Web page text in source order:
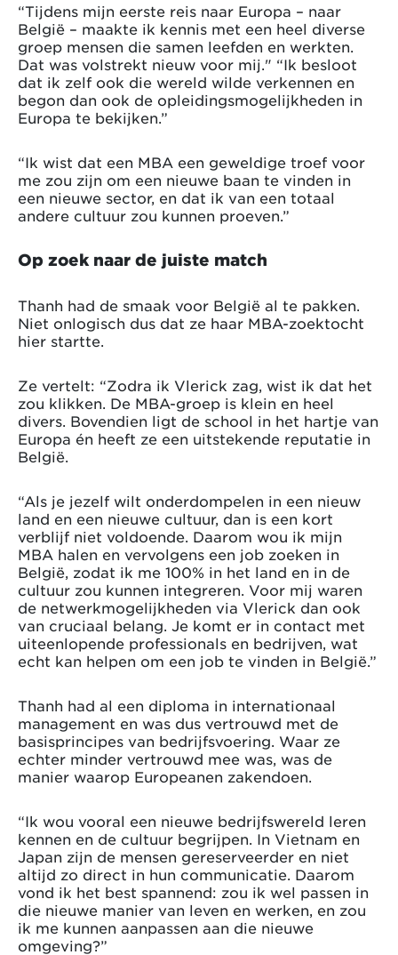
“Tijdens mijn eerste reis naar Europa – naar
België – maakte ik kennis met een heel diverse
groep mensen die samen leefden en werkten.
Dat was volstrekt nieuw voor mij." “Ik besloot
dat ik zelf ook die wereld wilde verkennen en
begon dan ook de opleidingsmogelijkheden in
Europa te bekijken.”
“Ik wist dat een MBA een geweldige troef voor
me zou zijn om een nieuwe baan te vinden in
een nieuwe sector, en dat ik van een totaal
andere cultuur zou kunnen proeven.”
Op zoek naar de juiste match
Thanh had de smaak voor België al te pakken.
Niet onlogisch dus dat ze haar MBA-zoektocht
hier startte.
Ze vertelt: “Zodra ik Vlerick zag, wist ik dat het
zou klikken. De MBA-groep is klein en heel
divers. Bovendien ligt de school in het hartje van
Europa én heeft ze een uitstekende reputatie in
België.
“Als je jezelf wilt onderdompelen in een nieuw
land en een nieuwe cultuur, dan is een kort
verblijf niet voldoende. Daarom wou ik mijn
MBA halen en vervolgens een job zoeken in
België, zodat ik me 100% in het land en in de
cultuur zou kunnen integreren. Voor mij waren
de netwerkmogelijkheden via Vlerick dan ook
van cruciaal belang. Je komt er in contact met
uiteenlopende professionals en bedrijven, wat
echt kan helpen om een job te vinden in België.”
Thanh had al een diploma in internationaal
management en was dus vertrouwd met de
basisprincipes van bedrijfsvoering. Waar ze
echter minder vertrouwd mee was, was de
manier waarop Europeanen zakendoen.
“Ik wou vooral een nieuwe bedrijfswereld leren
kennen en de cultuur begrijpen. In Vietnam en
Japan zijn de mensen gereserveerder en niet
altijd zo direct in hun communicatie. Daarom
vond ik het best spannend: zou ik wel passen in
die nieuwe manier van leven en werken, en zou
ik me kunnen aanpassen aan die nieuwe
omgeving?”